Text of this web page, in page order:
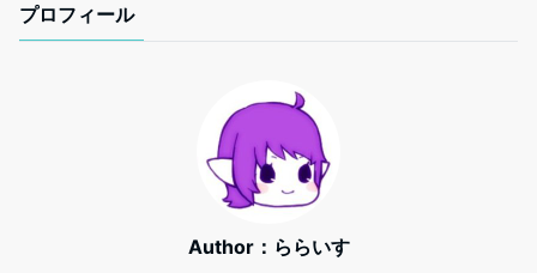
プロフィール
Author：ららいす